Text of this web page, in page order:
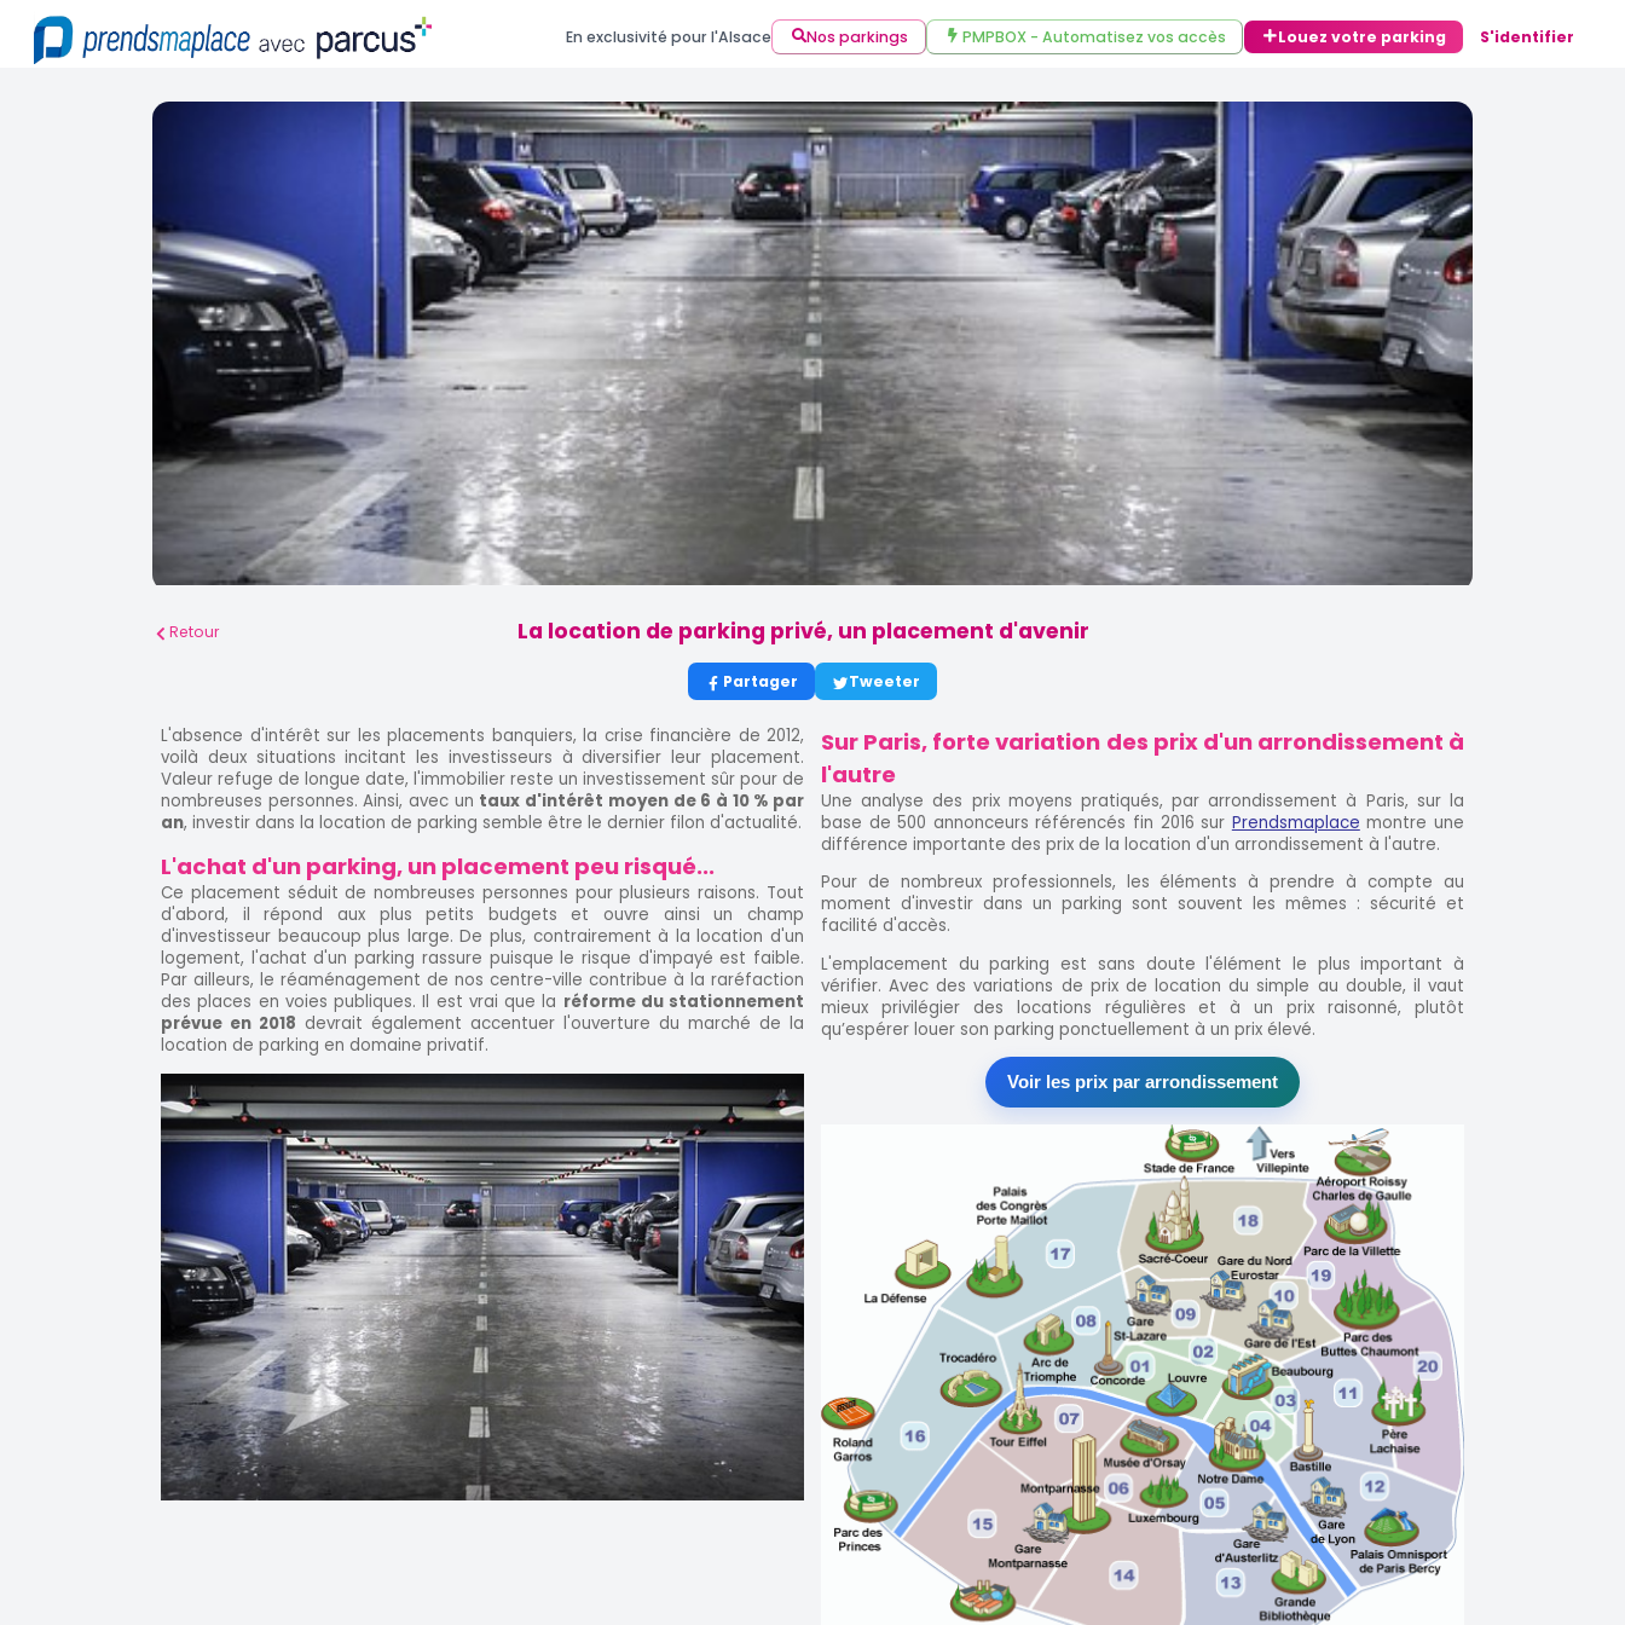
En exclusivité pour l'Alsace Nos parkings PMPBOX - Automatisez vos accès Louez votre parking S'identifier
Retour La location de parking privé, un placement d'avenir
Partager Tweeter
L'absence d'intérêt sur les placements banquiers, la crise financière de 2012,
voilà deux situations incitant les investisseurs à diversifier leur placement.
Valeur refuge de longue date, l'immobilier reste un investissement sûr pour de
nombreuses personnes. Ainsi, avec un taux d'intérêt moyen de 6 à 10 % par
an, investir dans la location de parking semble être le dernier filon d'actualité.
L'achat d'un parking, un placement peu risqué...
Ce placement séduit de nombreuses personnes pour plusieurs raisons. Tout
d'abord, il répond aux plus petits budgets et ouvre ainsi un champ
d'investisseur beaucoup plus large. De plus, contrairement à la location d'un
logement, l'achat d'un parking rassure puisque le risque d'impayé est faible.
Par ailleurs, le réaménagement de nos centre-ville contribue à la raréfaction
des places en voies publiques. Il est vrai que la réforme du stationnement
prévue en 2018 devrait également accentuer l'ouverture du marché de la
location de parking en domaine privatif.
Sur Paris, forte variation des prix d'un arrondissement à
l'autre
Une analyse des prix moyens pratiqués, par arrondissement à Paris, sur la
base de 500 annonceurs référencés fin 2016 sur Prendsmaplace montre une
différence importante des prix de la location d'un arrondissement à l'autre.
Pour de nombreux professionnels, les éléments à prendre à compte au
moment d'investir dans un parking sont souvent les mêmes : sécurité et
facilité d'accès.
L'emplacement du parking est sans doute l'élément le plus important à
vérifier. Avec des variations de prix de location du simple au double, il vaut
mieux privilégier des locations régulières et à un prix raisonné, plutôt
qu’espérer louer son parking ponctuellement à un prix élevé.
Voir les prix par arrondissement